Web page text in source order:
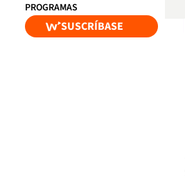
PROGRAMAS
SUSCRÍBASE